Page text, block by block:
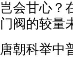
岂会甘心？
门阀的较量
唐朝科举中